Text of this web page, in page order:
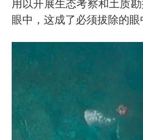
用以开展生态考察和土质
眼中，这成了必须拔除的眼